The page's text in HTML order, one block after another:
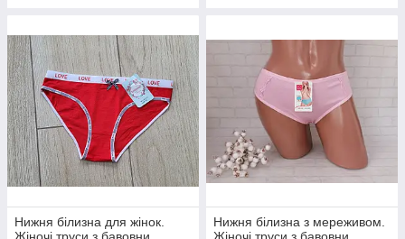
Нижня білизна для жінок.
Нижня білизна з мереживом.